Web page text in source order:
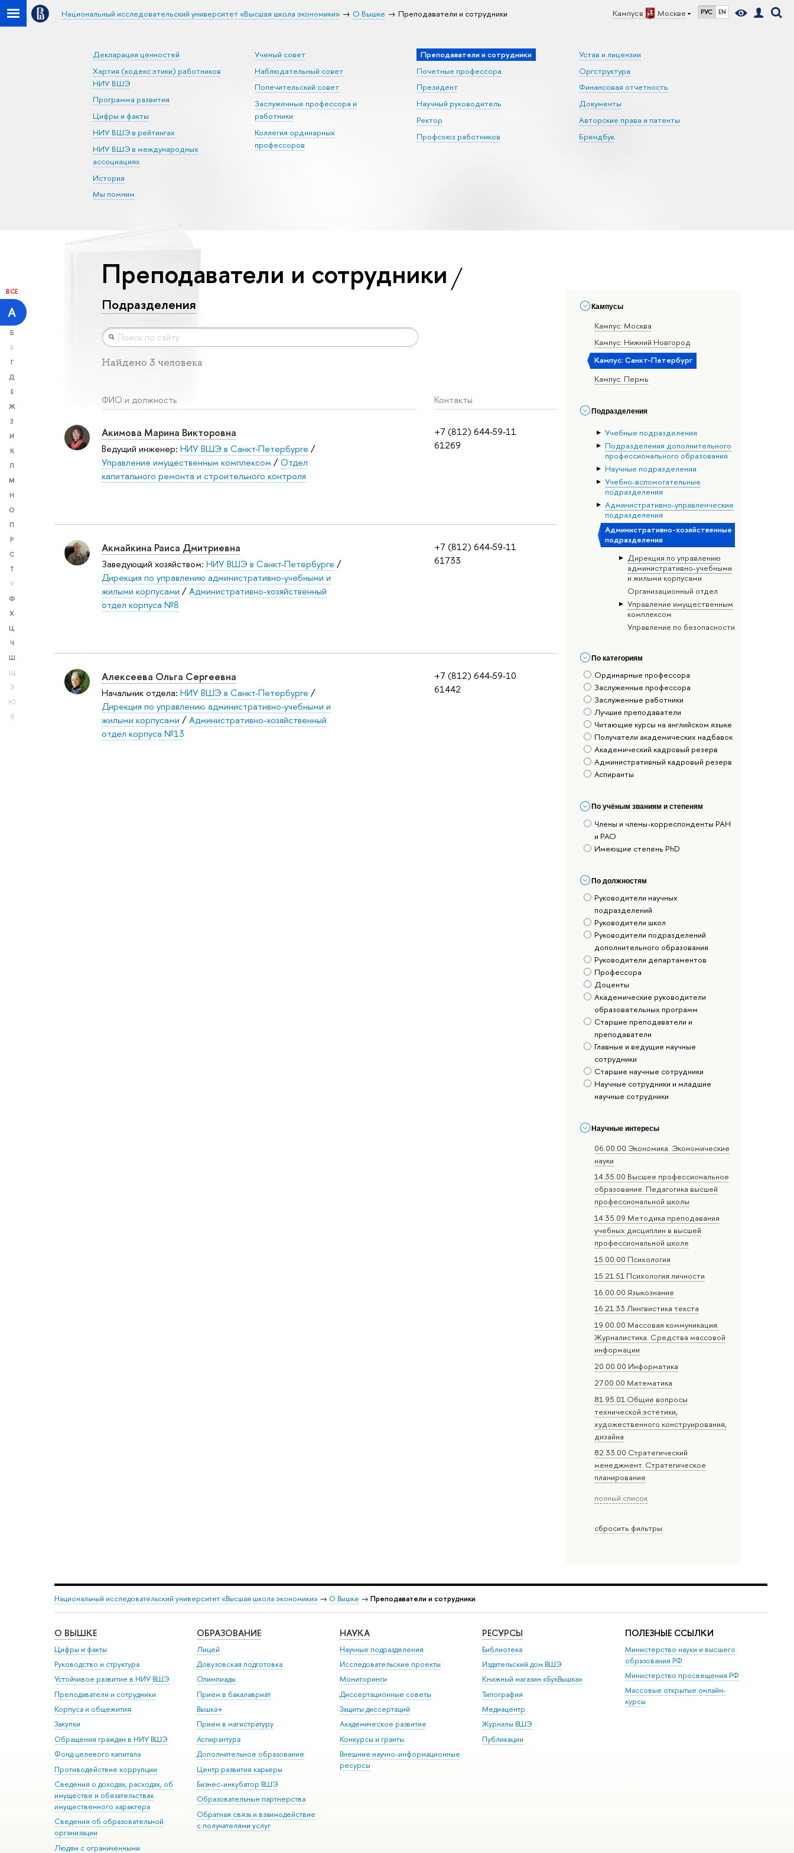
Кампус в Москве РУС EN
Национальный исследовательский университет «Высшая школа экономики» О Вышке Преподаватели и сотрудники
Декларация ценностей
Хартия (кодекс этики) работников
НИУ ВШЭ
Программа развития
Цифры и факты
НИУ ВШЭ в рейтингах
НИУ ВШЭ в международных
ассоциациях
История
Мы помним
Ученый совет
Наблюдательный совет
Попечительский совет
Заслуженные профессора и
работники
Коллегия ординарных
профессоров
Преподаватели и сотрудники
Почетные профессора
Президент
Научный руководитель
Ректор
Профсоюз работников
Устав и лицензии
Оргструктура
Финансовая отчетность
Документы
Авторские права и патенты
Брендбук
ВСЕ
А
Б
В
Г
Д
Е
Ж
З
И
К
Л
М
Н
О
П
Р
С
Т
У
Ф
Х
Ц
Ч
Ш
Щ
Э
Ю
Я
Кампусы
Кампус: Москва
Кампус: Нижний Новгород
Кампус: Санкт-Петербург
Кампус: Пермь
Подразделения
Учебные подразделения
Подразделения дополнительного
профессионального образования
Научные подразделения
Учебно-вспомогательные
подразделения
Административно-управленческие
подразделения
Административно-хозяйственные
подразделения
Дирекция по управлению
административно-учебными
и жилыми корпусами
Организационный отдел
Управление имущественным
комплексом
Управление по безопасности
По категориям
Ординарные профессора
Заслуженные профессора
Заслуженные работники
Лучшие преподаватели
Читающие курсы на английском языке
Получатели академических надбавок
Академический кадровый резерв
Административный кадровый резерв
Аспиранты
По учёным званиям и степеням
Члены и члены-корреспонденты РАН
и РАО
Имеющие степень PhD
По должностям
Руководители научных
подразделений
Руководители школ
Руководители подразделений
дополнительного образования
Руководители департаментов
Профессора
Доценты
Академические руководители
образовательных программ
Старшие преподаватели и
преподаватели
Главные и ведущие научные
сотрудники
Старшие научные сотрудники
Научные сотрудники и младшие
научные сотрудники
Научные интересы
06.00.00 Экономика. Экономические
науки
14.35.00 Высшее профессиональное
образование. Педагогика высшей
профессиональной школы
14.35.09 Методика преподавания
учебных дисциплин в высшей
профессиональной школе
15.00.00 Психология
15.21.51 Психология личности
16.00.00 Языкознание
16.21.33 Лингвистика текста
19.00.00 Массовая коммуникация.
Журналистика. Средства массовой
информации
20.00.00 Информатика
27.00.00 Математика
81.95.01 Общие вопросы
технической эстетики,
художественного конструирования,
дизайна
82.33.00 Стратегический
менеджмент. Стратегическое
планирование
полный список
сбросить фильтры
Преподаватели и сотрудники
Подразделения
Найдено 3 человека
ФИО и должность Контакты
+7 (812) 644-59-11
61269
Акимова Марина Викторовна
Ведущий инженер: НИУ ВШЭ в Санкт-Петербурге /
Управление имущественным комплексом /Отдел
капитального ремонта и строительного контроля
+7 (812) 644-59-11
61733
Акмайкина Раиса Дмитриевна
Заведующий хозяйством: НИУ ВШЭ в Санкт-Петербурге /
Дирекция по управлению административно-учебными и
жилыми корпусами /Административно-хозяйственный
отдел корпуса №8
+7 (812) 644-59-10
61442
Алексеева Ольга Сергеевна
Начальник отдела: НИУ ВШЭ в Санкт-Петербурге /
Дирекция по управлению административно-учебными и
жилыми корпусами /Административно-хозяйственный
отдел корпуса №13
Национальный исследовательский университет «Высшая школа экономики» → О Вышке → Преподаватели и сотрудники
О ВЫШКЕ
Цифры и факты
Руководство и структура
Устойчивое развитие в НИУ ВШЭ
Преподаватели и сотрудники
Корпуса и общежития
Закупки
Обращения граждан в НИУ ВШЭ
Фонд целевого капитала
Противодействие коррупции
Сведения о доходах, расходах, об
имуществе и обязательствах
имущественного характера
Сведения об образовательной
организации
Людям с ограниченными
ОБРАЗОВАНИЕ
Лицей
Довузовская подготовка
Олимпиады
Прием в бакалавриат
Вышка+
Прием в магистратуру
Аспирантура
Дополнительное образование
Центр развития карьеры
Бизнес-инкубатор ВШЭ
Образовательные партнерства
Обратная связь и взаимодействие
с получателями услуг
НАУКА
Научные подразделения
Исследовательские проекты
Мониторинги
Диссертационные советы
Защиты диссертаций
Академическое развитие
Конкурсы и гранты
Внешние научно-информационные
ресурсы
РЕСУРСЫ
Библиотека
Издательский дом ВШЭ
Книжный магазин «БукВышка»
Типография
Медиацентр
Журналы ВШЭ
Публикации
ПОЛЕЗНЫЕ ССЫЛКИ
Министерство науки и высшего
образования РФ
Министерство просвещения РФ
Массовые открытые онлайн-
курсы